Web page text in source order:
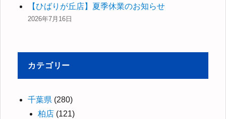
【ひばりが丘店】夏季休業のお知らせ
2026年7月16日
カテゴリー
千葉県 (280)
柏店 (121)